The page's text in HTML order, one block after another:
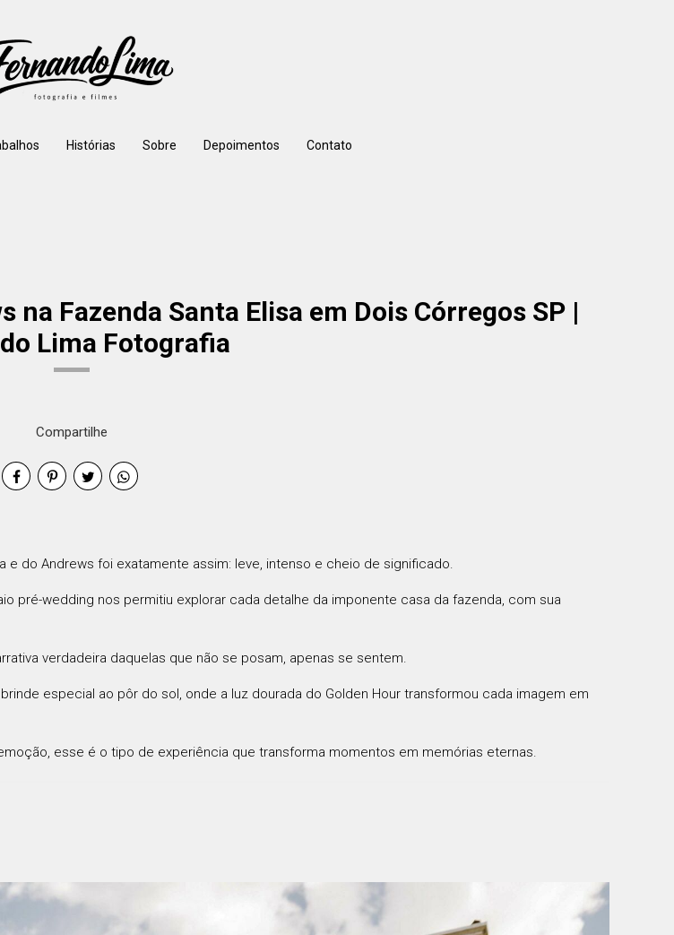
Histórias Sobre Depoimentos Contato
na Fazenda Santa Elisa em Dois Córregos SP |
Lima Fotografia
Compartilhe
do Andrews foi exatamente assim: leve, intenso e cheio de significado.
pré-wedding nos permitiu explorar cada detalhe da imponente casa da fazenda, com sua
verdadeira daquelas que não se posam, apenas se sentem.
especial ao pôr do sol, onde a luz dourada do Golden Hour transformou cada imagem em
esse é o tipo de experiência que transforma momentos em memórias eternas.